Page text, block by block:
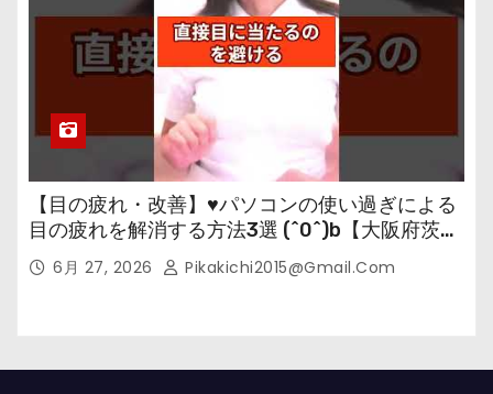
【目の疲れ・改善】♥パソコンの使い過ぎによる
目の疲れを解消する方法3選 (^0^)b【大阪府茨木
市の女性・美容鍼灸・整体師が教えます。】
6月 27, 2026 Pikakichi2015@gmail.com